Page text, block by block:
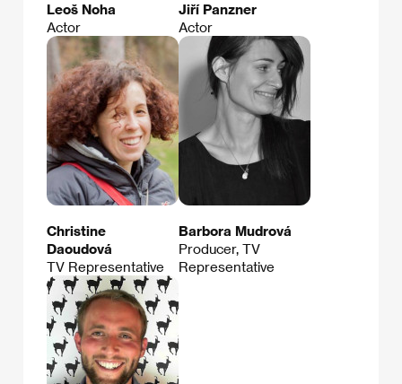
Leoš Noha
Actor
Jiří Panzner
Actor
Christine
Daoudová
TV Representative
Barbora Mudrová
Producer, TV
Representative